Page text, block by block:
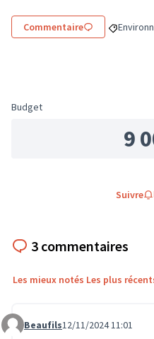
Commentaire Filtrer
Budget
9
Suivre
3 commentaires
Les mieux notés Les plus
Commentaire 1140
Beaufils12/11/2024 11:01